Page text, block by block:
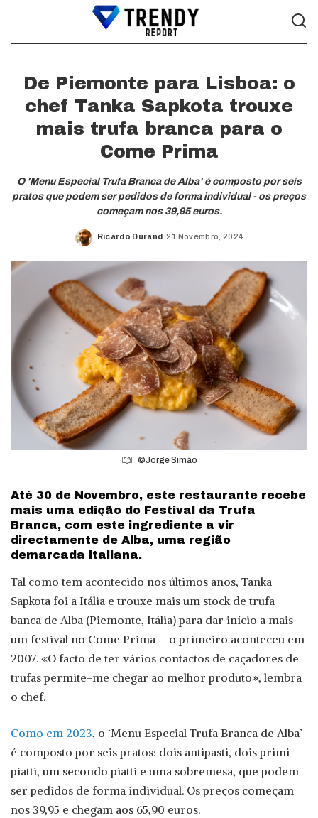
De Piemonte para Lisboa: o
chef Tanka Sapkota trouxe
mais trufa branca para o
Come Prima
O 'Menu Especial Trufa Branca de Alba' é composto por seis
pratos que podem ser pedidos de forma individual - os preços
começam nos 39,95 euros.
Posted
Ricardo Durand 21 Novembro, 2024
©Jorge Simão
Até 30 de Novembro, este restaurante recebe
mais uma edição do Festival da Trufa
Branca, com este ingrediente a vir
directamente de Alba, uma região
demarcada italiana.
Tal como tem acontecido nos últimos anos, Tanka
Sapkota foi a Itália e trouxe mais um stock de trufa
banca de Alba (Piemonte, Itália) para dar início a mais
um festival no Come Prima – o primeiro aconteceu em
2007. «O facto de ter vários contactos de caçadores de
trufas permite-me chegar ao melhor produto», lembra
o chef.
Como em 2023, o ‘Menu Especial Trufa Branca de Alba’
é composto por seis pratos: dois antipasti, dois primi
piatti, um secondo piatti e uma sobremesa, que podem
ser pedidos de forma individual. Os preços começam
nos 39,95 e chegam aos 65,90 euros.